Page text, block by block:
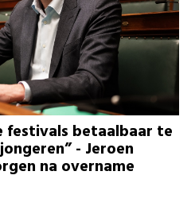
festivals betaalbaar te
- Jeroen
na overname